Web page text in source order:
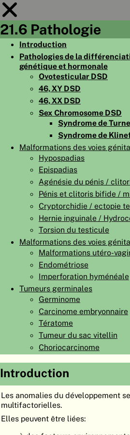
LISTE
ATLAS
21.6 Pathologie
Introduction
Pathologies de la
génétique et hormonale
Ovotesticular DSD
46, XY DSD
46, XX DSD
Sex Chromosome DSD
Syndrome de
Syndrome de
Malformations des voies
Hypospadias
Epispadias
Agénésie du pénis /
Pénis et clitoris bifide /
Cryptorchidie / ectopie
Hernie inguinale /
Torsion du testicule
Malformations des voies
Malformations utéro-
Endométriose
Imperforation hyménéale
Tumeurs germinales
Germinome
Carcinome embryonnaire
Tératome
Tumeur du sac vitellin
Choriocarcinome
Introduction
Les anomalies du développement
multifactorielles.
Elles peuvent être liées: